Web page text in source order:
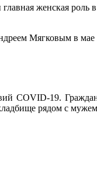
женская
Мягковым в мае
COVID-19.
рядом с